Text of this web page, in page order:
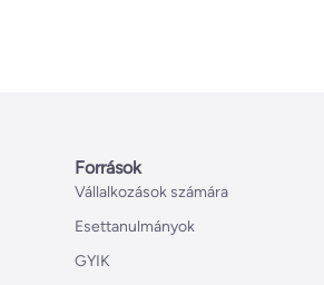
Források
Vállalkozások számára
Esettanulmányok
GYIK